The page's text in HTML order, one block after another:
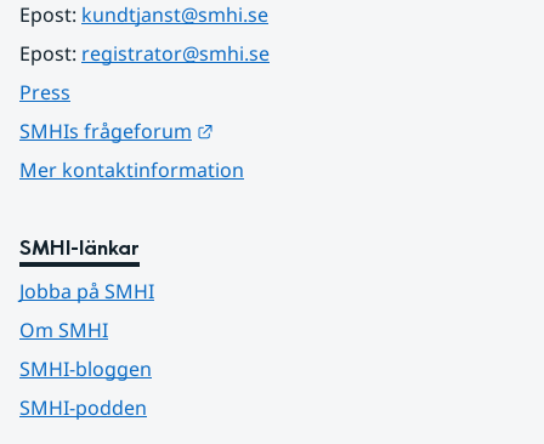
Epost: kundtjanst@smhi.se
Epost: registrator@smhi.se
Press
SMHIs frågeforum
Mer kontaktinformation
SMHI-länkar
Jobba på SMHI
Om SMHI
SMHI-bloggen
SMHI-podden